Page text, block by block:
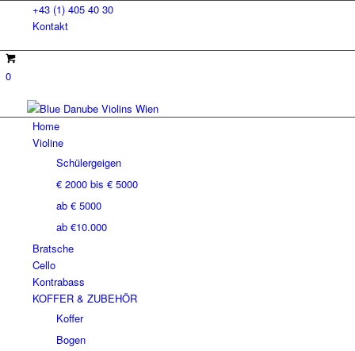
+43 (1) 405 40 30
Kontakt
0
Home
Violine
Schülergeigen
€ 2000 bis € 5000
ab € 5000
ab €10.000
Bratsche
Cello
Kontrabass
KOFFER & ZUBEHÖR
Koffer
Bogen